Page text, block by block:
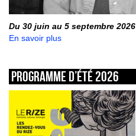
Du 30 juin au 5 septembre 2026
En savoir plus
Programme d’été 2026